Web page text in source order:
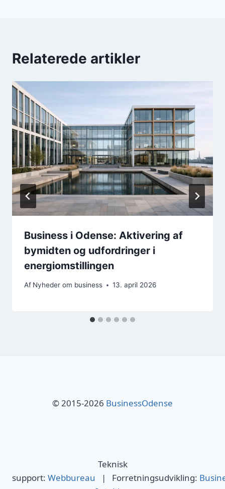
Relaterede artikler
Business i Odense: Aktivering af
bymidten og udfordringer i
energiomstillingen
Af Nyheder om business 13. april 2026
© 2015-2026 BusinessOdense
Teknisk
support: Webbureau | Forretningsudvikling: